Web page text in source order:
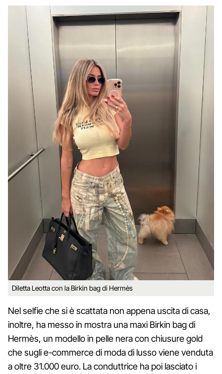
Diletta Leotta con la Birkin bag di Hermès
Nel selfie che si è scattata non appena uscita di casa,
inoltre, ha messo in mostra una maxi Birkin bag di
Hermès, un modello in pelle nera con chiusure gold
che sugli e-commerce di moda di lusso viene venduta
a oltre 31.000 euro. La conduttrice ha poi lasciato i